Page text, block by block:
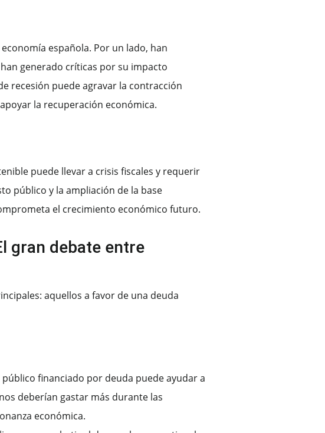
española. Por un lado, han
generado críticas por su impacto
recesión puede agravar la contracción
la recuperación económica.
puede llevar a crisis fiscales y requerir
público y la ampliación de la base
el crecimiento económico futuro.
gran debate entre
aquellos a favor de una deuda
financiado por deuda puede ayudar a
deberían gastar más durante las
económica.